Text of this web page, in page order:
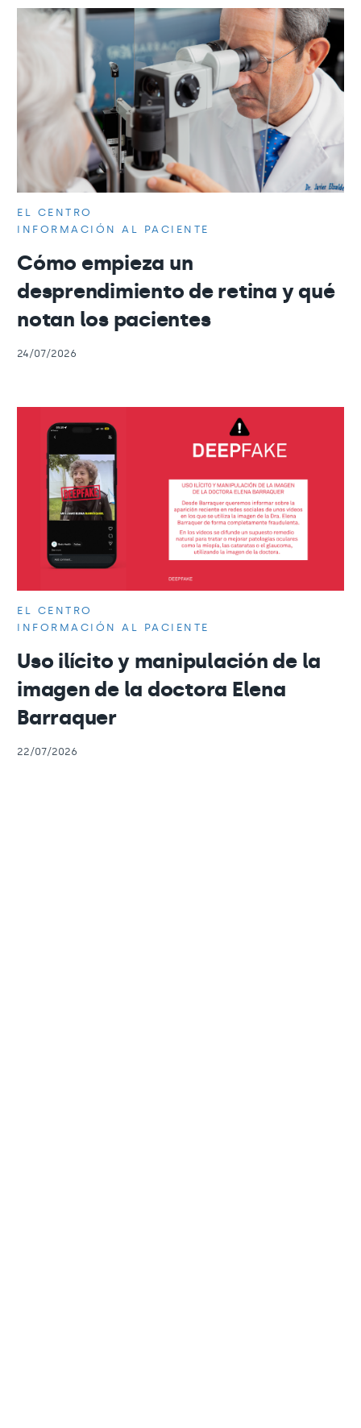
EL CENTRO
INFORMACIÓN AL PACIENTE
Cómo empieza un
desprendimiento de retina y qué
notan los pacientes
24/07/2026
EL CENTRO
INFORMACIÓN AL PACIENTE
Uso ilícito y manipulación de la
imagen de la doctora Elena
Barraquer
22/07/2026